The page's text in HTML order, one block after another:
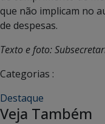
que não implicam no
de despesas.
Texto e foto:
Categorias :
Destaque
Veja Também